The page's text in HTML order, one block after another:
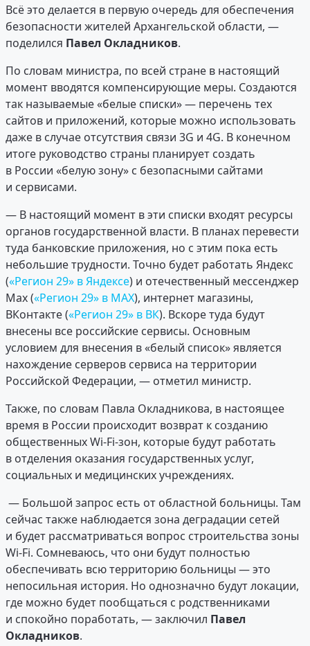
Всё это делается в первую очередь для обеспечения
безопасности жителей Архангельской области, —
поделился Павел Окладников.
По словам министра, по всей стране в настоящий
момент вводятся компенсирующие меры. Создаются
так называемые «белые списки» — перечень тех
сайтов и приложений, которые можно использовать
даже в случае отсутствия связи 3G и 4G. В конечном
итоге руководство страны планирует создать
в России «белую зону» с безопасными сайтами
и сервисами.
— В настоящий момент в эти списки входят ресурсы
органов государственной власти. В планах перевести
туда банковские приложения, но с этим пока есть
небольшие трудности. Точно будет работать Яндекс
(«Регион 29» в Яндексе) и отечественный мессенджер
Мах («Регион 29» в MAX), интернет магазины,
ВКонтакте («Регион 29» в ВК). Вскоре туда будут
внесены все российские сервисы. Основным
условием для внесения в «белый список» является
нахождение серверов сервиса на территории
Российской Федерации, — отметил министр.
Также, по словам Павла Окладникова, в настоящее
время в России происходит возврат к созданию
общественных Wi-Fi-зон, которые будут работать
в отделения оказания государственных услуг,
социальных и медицинских учреждениях.
— Большой запрос есть от областной больницы. Там
сейчас также наблюдается зона деградации сетей
и будет рассматриваться вопрос строительства зоны
Wi-Fi. Сомневаюсь, что они будут полностью
обеспечивать всю территорию больницы — это
непосильная история. Но однозначно будут локации,
где можно будет пообщаться с родственниками
и спокойно поработать, — заключил Павел
Окладников.